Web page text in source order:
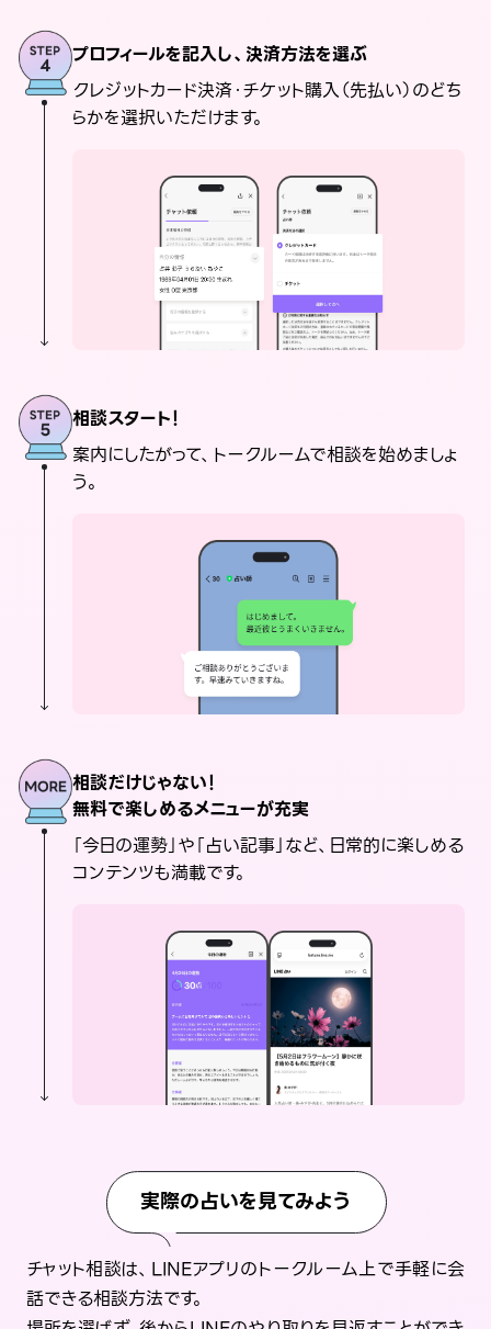
プロフィールを記入し、決済方法を選ぶ
クレジットカード決済・チケット購入（先払い）のどち
らかを選択いただけます。
相談スタート！
案内にしたがって、トークルームで相談を始めましょ
う。
相談だけじゃない！
無料で楽しめるメニューが充実
「今日の運勢」や「占い記事」など、日常的に楽しめる
コンテンツも満載です。
実際の占いを見てみよう
チャット相談は、LINEアプリのトークルーム上で手軽に会
話できる相談方法です。